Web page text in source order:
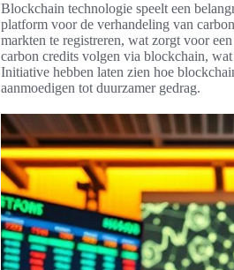
Blockchain technologie speelt een
platform voor de verhandeling van
markten te registreren, wat zorgt voor
carbon credits volgen via blockchain,
Initiative hebben laten zien hoe
aanmoedigen tot duurzamer gedrag.